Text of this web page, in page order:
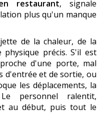
restaurant, signale
plus qu'un manque
de la chaleur, de la
précis. S'il est
d'une porte, mal
d'entrée et de sortie, ou
les déplacements, la
personnel ralentit,
au début, puis tout le